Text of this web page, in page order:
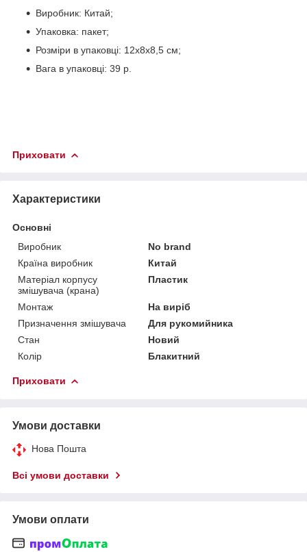
Виробник: Китай;
Упаковка: пакет;
Розміри в упаковці: 12х8х8,5 см;
Вага в упаковці: 39 р.
Приховати
Характеристики
Основні
Виробник
No brand
Країна виробник
Китай
Матеріал корпусу
змішувача (крана)
Пластик
Монтаж
На виріб
Призначення змішувача
Для рукомийника
Стан
Новий
Колір
Блакитний
Приховати
Умови доставки
Нова Пошта
Всі умови доставки
Умови оплати